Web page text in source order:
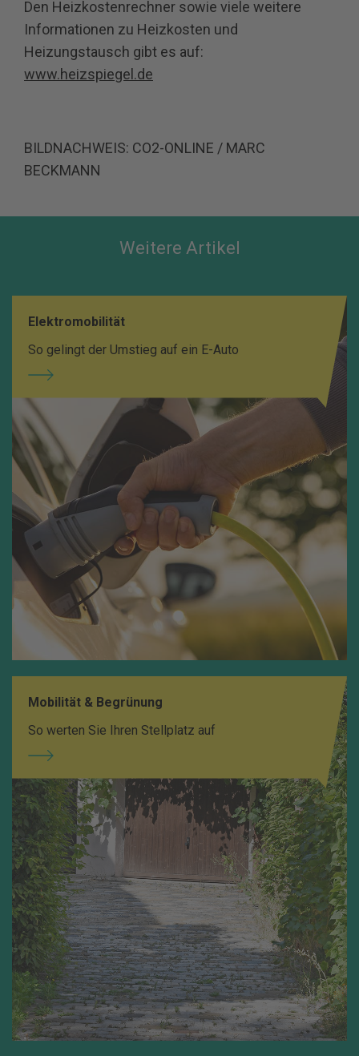
Den Heizkostenrechner sowie viele weitere
Informationen zu Heizkosten und
Heizungstausch gibt es auf:
www.heizspiegel.de
BILDNACHWEIS: CO2-ONLINE / MARC
BECKMANN
Weitere Artikel
Elektromobilität
So gelingt der Umstieg auf ein E-Auto
Mobilität & Begrünung
So werten Sie Ihren Stellplatz auf